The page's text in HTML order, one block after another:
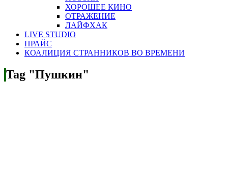
ХОРОШЕЕ КИНО
ОТРАЖЕНИЕ
ЛАЙФХАК
LIVE STUDIO
ПРАЙС
КОАЛИЦИЯ СТРАННИКОВ ВО ВРЕМЕНИ
Tag "Пушкин"